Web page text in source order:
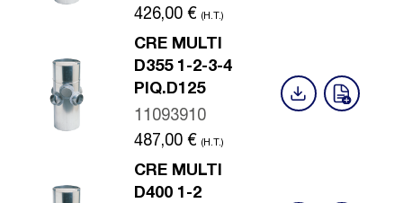
426,00 € (H.T.)
CRE MULTI
D355 1-2-3-4
PIQ.D125
11093910
487,00 € (H.T.)
CRE MULTI
D400 1-2